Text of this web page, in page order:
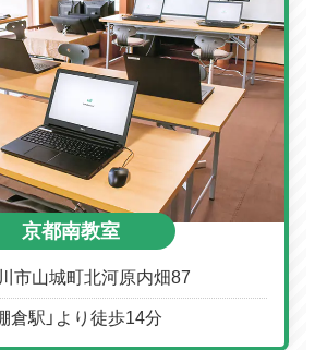
京都南教室
市山城町北河原内畑87
倉駅」より徒歩14分